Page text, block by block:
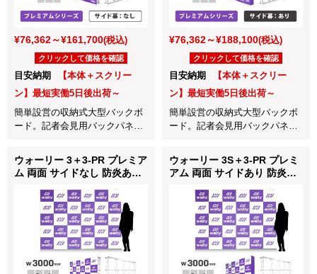
¥76,362～¥161,700(税込)
クリックして価格を確認
目安納期
【本体＋スクリー
ン】最短実働5日後出荷～
簡単設営の収納式大型バックボ
ード。記者会見用バックパネル
¥76,362～¥188,100(税込)
クリックして価格を確認
目安納期
【本体＋スクリー
ン】最短実働5日後出荷～
簡単設営の収納式大型バックボ
ード。記者会見用バックパネル
ウォーリー 3＋3-PR プレミア
ム 両面 サイドなし 防炎あり
ウォーリー 3S＋3-PR プレミ
アム 両面 サイドあり 防炎あ